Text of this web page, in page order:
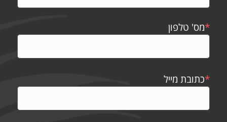
*מס' טלפון
*כתובת מייל